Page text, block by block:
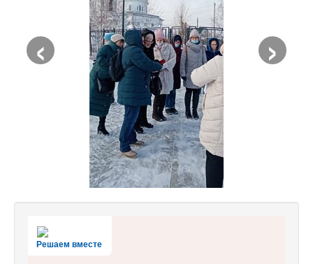
‹ ›
Решаем вместе